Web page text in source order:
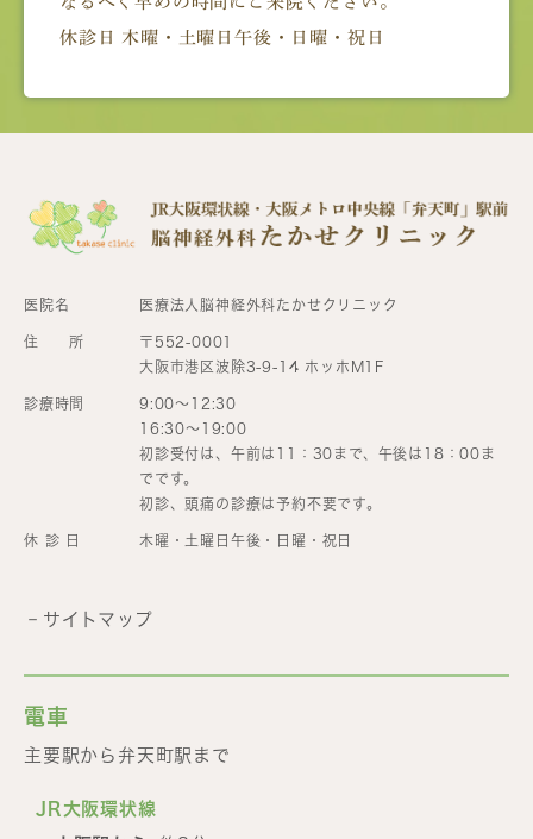
休診日 木曜・土曜日午後・日曜・祝日
医院名 医療法人脳神経外科たかせクリニック
住 所
〒552-0001
大阪市港区波除3-9-14 ホッホM1F
診療時間
9:00～12:30
16:30～19:00
初診受付は、午前は11：30まで、午後は18：00ま
でです。
初診、頭痛の診療は予約不要です。
休 診 日 木曜・土曜日午後・日曜・祝日
サイトマップ
電車
主要駅から弁天町駅まで
JR大阪環状線